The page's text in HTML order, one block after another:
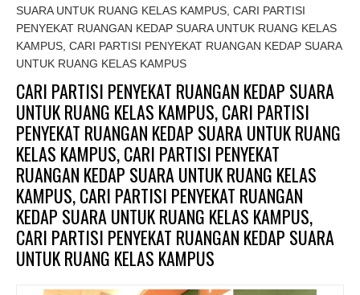
SUARA UNTUK RUANG KELAS KAMPUS, CARI PARTISI
PENYEKAT RUANGAN KEDAP SUARA UNTUK RUANG KELAS
KAMPUS, CARI PARTISI PENYEKAT RUANGAN KEDAP SUARA
UNTUK RUANG KELAS KAMPUS
CARI PARTISI PENYEKAT RUANGAN KEDAP SUARA
UNTUK RUANG KELAS KAMPUS, CARI PARTISI
PENYEKAT RUANGAN KEDAP SUARA UNTUK RUANG
KELAS KAMPUS, CARI PARTISI PENYEKAT
RUANGAN KEDAP SUARA UNTUK RUANG KELAS
KAMPUS, CARI PARTISI PENYEKAT RUANGAN
KEDAP SUARA UNTUK RUANG KELAS KAMPUS,
CARI PARTISI PENYEKAT RUANGAN KEDAP SUARA
UNTUK RUANG KELAS KAMPUS